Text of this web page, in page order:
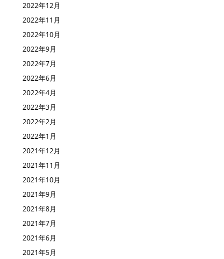
2022年12月
2022年11月
2022年10月
2022年9月
2022年7月
2022年6月
2022年4月
2022年3月
2022年2月
2022年1月
2021年12月
2021年11月
2021年10月
2021年9月
2021年8月
2021年7月
2021年6月
2021年5月